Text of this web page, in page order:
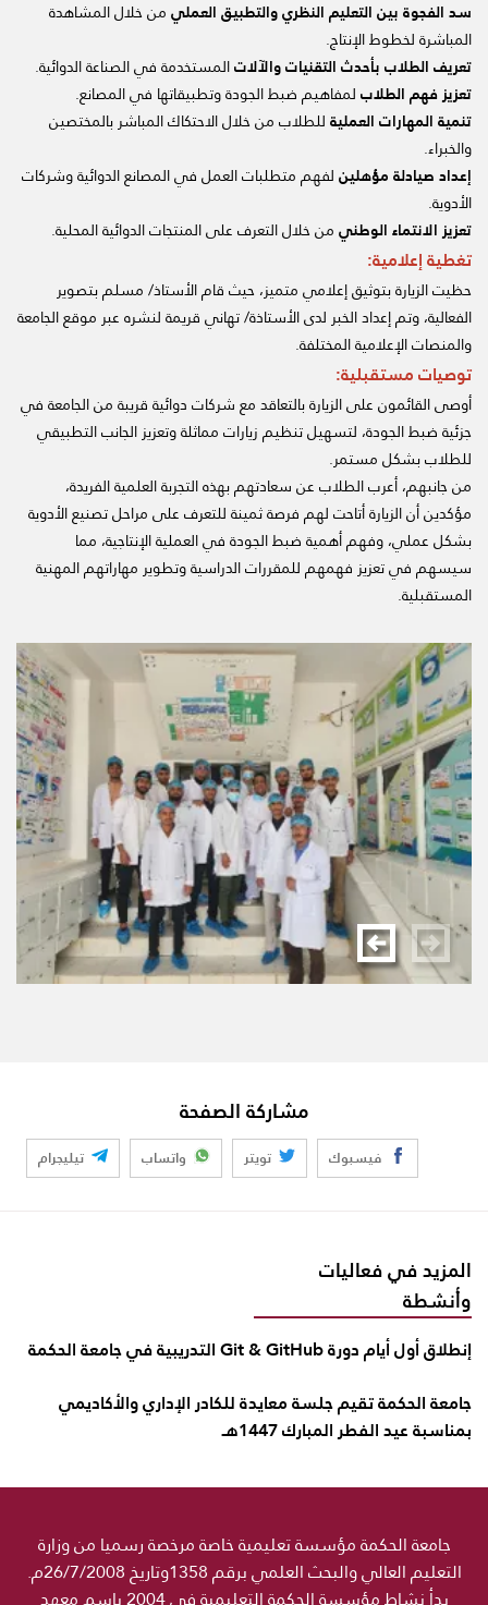
سد الفجوة بين التعليم النظري والتطبيق العمليمن خلال المشاهدة
المباشرة لخطوط الإنتاج.
تعريف الطلاب بأحدث التقنيات والآلاتالمستخدمة في الصناعة الدوائية.
تعزيز فهم الطلابلمفاهيم ضبط الجودة وتطبيقاتها في المصانع.
تنمية المهارات العمليةللطلاب من خلال الاحتكاك المباشر بالمختصين
والخبراء.
إعداد صيادلة مؤهلينلفهم متطلبات العمل في المصانع الدوائية وشركات
الأدوية.
تعزيز الانتماء الوطنيمن خلال التعرف على المنتجات الدوائية المحلية.
تغطية إعلامية:
حظيت الزيارة بتوثيق إعلامي متميز، حيث قام الأستاذ/ مسلم بتصوير
الفعالية، وتم إعداد الخبر لدى الأستاذة/ تهاني قريمة لنشره عبر موقع الجامعة
والمنصات الإعلامية المختلفة.
توصيات مستقبلية:
أوصى القائمون على الزيارة بالتعاقد مع شركات دوائية قريبة من الجامعة في
جزئية ضبط الجودة، لتسهيل تنظيم زيارات مماثلة وتعزيز الجانب التطبيقي
للطلاب بشكل مستمر.
من جانبهم، أعرب الطلاب عن سعادتهم بهذه التجربة العلمية الفريدة،
مؤكدين أن الزيارة أتاحت لهم فرصة ثمينة للتعرف على مراحل تصنيع الأدوية
بشكل عملي، وفهم أهمية ضبط الجودة في العملية الإنتاجية، مما
سيسهم في تعزيز فهمهم للمقررات الدراسية وتطوير مهاراتهم المهنية
المستقبلية.
مشاركة الصفحة
فيسبوك تويتر واتساب تيليجرام
المزيد في فعاليات
وأنشطة
إنطلاق أول أيام دورة Git & GitHub التدريبية في جامعة الحكمة
جامعة الحكمة تقيم جلسة معايدة للكادر الإداري والأكاديمي
بمناسبة عيد الفطر المبارك 1447هـ
جامعة الحكمة مؤسسة تعليمية خاصة مرخصة رسميا من وزارة
التعليم العالي والبحث العلمي برقم 1358وتاريخ 26/7/2008م.